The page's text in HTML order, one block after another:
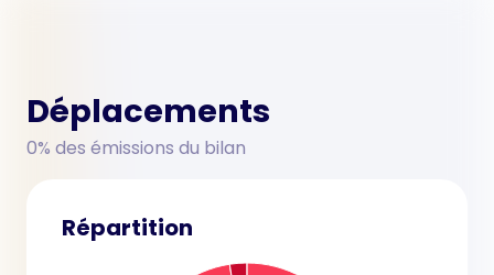
Déplacements
0% des émissions du bilan
Répartition